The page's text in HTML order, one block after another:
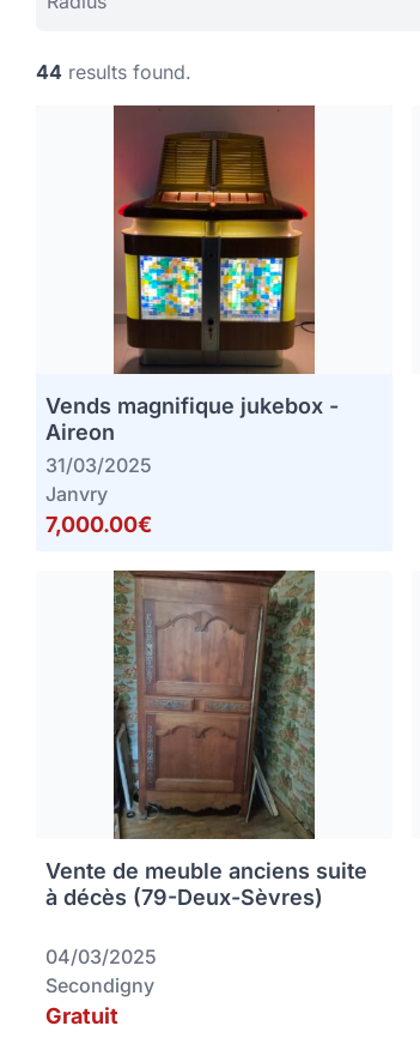
44 results found.
Vends magnifique jukebox -
Aireon
31/03/2025
Janvry
7,000.00€
Vente de meuble anciens suite
à décès (79-Deux-Sèvres)
04/03/2025
Secondigny
Gratuit